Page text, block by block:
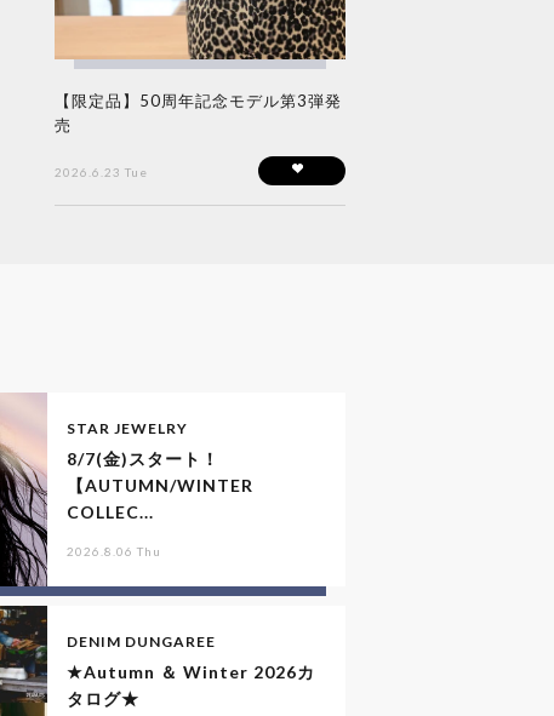
【限定品】50周年記念モデル第3弾発
売
2026.6.23 Tue
STAR JEWELRY
8/7(金)スタート！
【AUTUMN/WINTER
COLLEC...
2026.8.06 Thu
DENIM DUNGAREE
★Autumn ＆ Winter 2026カ
タログ★